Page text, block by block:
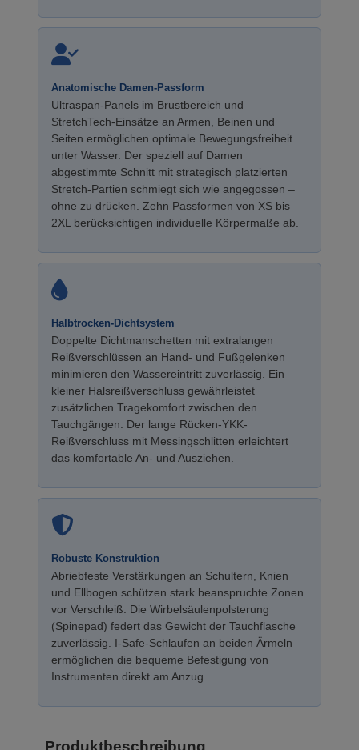
Anatomische Damen-Passform
Ultraspan-Panels im Brustbereich und
StretchTech-Einsätze an Armen, Beinen und
Seiten ermöglichen optimale Bewegungsfreiheit
unter Wasser. Der speziell auf Damen
abgestimmte Schnitt mit strategisch platzierten
Stretch-Partien schmiegt sich wie angegossen –
ohne zu drücken. Zehn Passformen von XS bis
2XL berücksichtigen individuelle Körpermaße ab.
Halbtrocken-Dichtsystem
Doppelte Dichtmanschetten mit extralangen
Reißverschlüssen an Hand- und Fußgelenken
minimieren den Wassereintritt zuverlässig. Ein
kleiner Halsreißverschluss gewährleistet
zusätzlichen Tragekomfort zwischen den
Tauchgängen. Der lange Rücken-YKK-
Reißverschluss mit Messingschlitten erleichtert
das komfortable An- und Ausziehen.
Robuste Konstruktion
Abriebfeste Verstärkungen an Schultern, Knien
und Ellbogen schützen stark beanspruchte Zonen
vor Verschleiß. Die Wirbelsäulenpolsterung
(Spinepad) federt das Gewicht der Tauchflasche
zuverlässig. I-Safe-Schlaufen an beiden Ärmeln
ermöglichen die bequeme Befestigung von
Instrumenten direkt am Anzug.
Produktbeschreibung